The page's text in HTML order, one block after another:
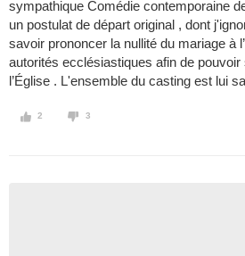
sympathique Comédie contemporaine
un postulat de départ original , dont
savoir prononcer la nullité du mariage à
autorités ecclésiastiques afin de
l’Église . L'ensemble du casting est lui
2 3